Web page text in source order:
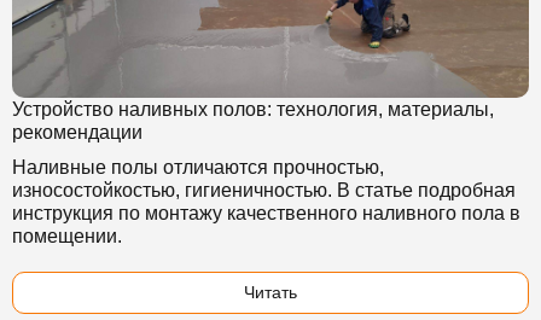
Устройство наливных полов: технология, материалы,
рекомендации
Наливные полы отличаются прочностью,
износостойкостью, гигиеничностью. В статье подробная
инструкция по монтажу качественного наливного пола в
помещении.
Читать